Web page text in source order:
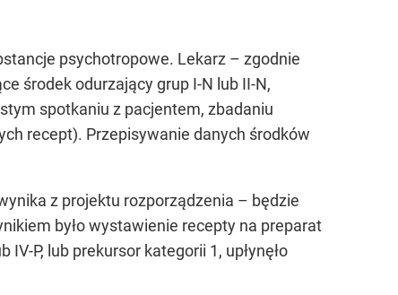
psychotropowe. Lekarz – zgodnie
środek odurzający grup I-N lub II-N,
spotkaniu z pacjentem, zbadaniu
recept). Przepisywanie danych środków
z projektu rozporządzenia – będzie
było wystawienie recepty na preparat
P, lub prekursor kategorii 1, upłynęło